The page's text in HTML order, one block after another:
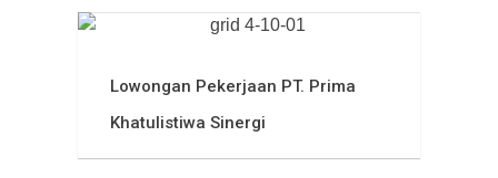
Lowongan Pekerjaan PT. Prima
Khatulistiwa Sinergi